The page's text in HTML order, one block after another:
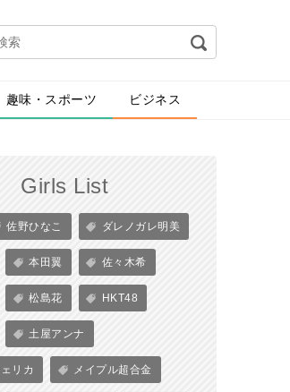
趣味・スポーツ ビジネス
Girls List
佐野ひなこ ダレノガレ明美
本田翼 佐々木希
松島花 HKT48
土屋アンナ
リカ メイプル超合金